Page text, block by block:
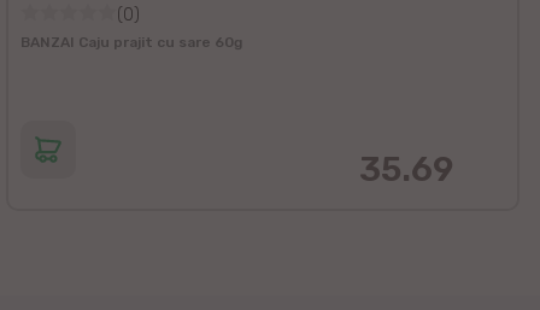
(0)
BANZAI Caju prajit cu sare 60g
35.69